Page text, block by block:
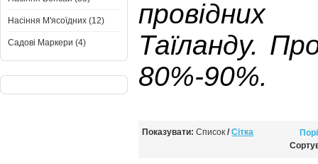
Насіння М'ясоїдних (12)
Садові Маркери (4)
Таїланду.
80%-90%.
Показувати: Список / Сітка